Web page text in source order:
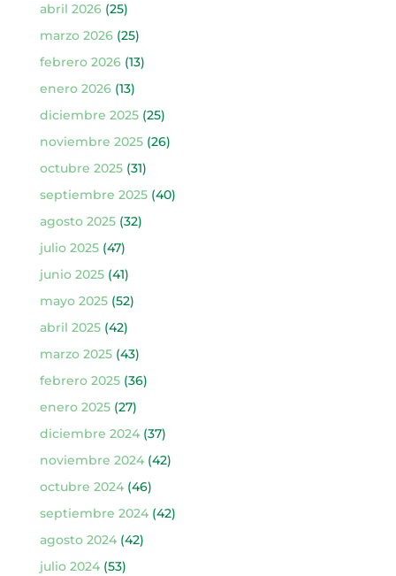
abril 2026(25)
marzo 2026(25)
febrero 2026(13)
enero 2026(13)
diciembre 2025(25)
noviembre 2025(26)
octubre 2025(31)
septiembre 2025(40)
agosto 2025(32)
julio 2025(47)
junio 2025(41)
mayo 2025(52)
abril 2025(42)
marzo 2025(43)
febrero 2025(36)
enero 2025(27)
diciembre 2024(37)
noviembre 2024(42)
octubre 2024(46)
septiembre 2024(42)
agosto 2024(42)
julio 2024(53)